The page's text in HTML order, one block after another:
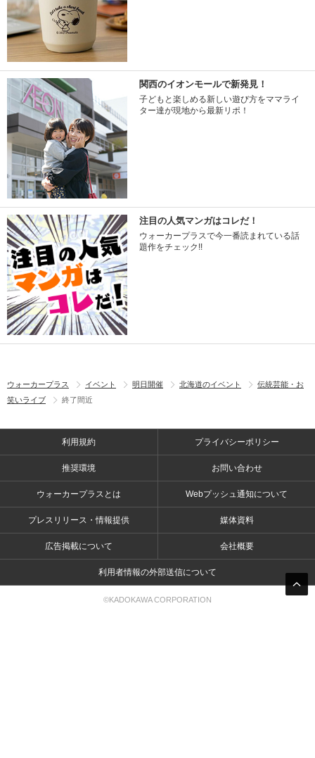
関西のイオンモールで新発見！
子どもと楽しめる新しい遊び方をママライ
ター達が現地から最新リポ！
注目の人気マンガはコレだ！
ウォーカープラスで今一番読まれている話
題作をチェック!!
ウォーカープラス イベント 明日開催 北海道のイベント
伝統芸能・お
笑いライブ
終了間近
利用規約 プライバシーポリシー
推奨環境 お問い合わせ
ウォーカープラスとは Webプッシュ通知について
プレスリリース・情報提供 媒体資料
広告掲載について 会社概要
利用者情報の外部送信について
©KADOKAWA CORPORATION